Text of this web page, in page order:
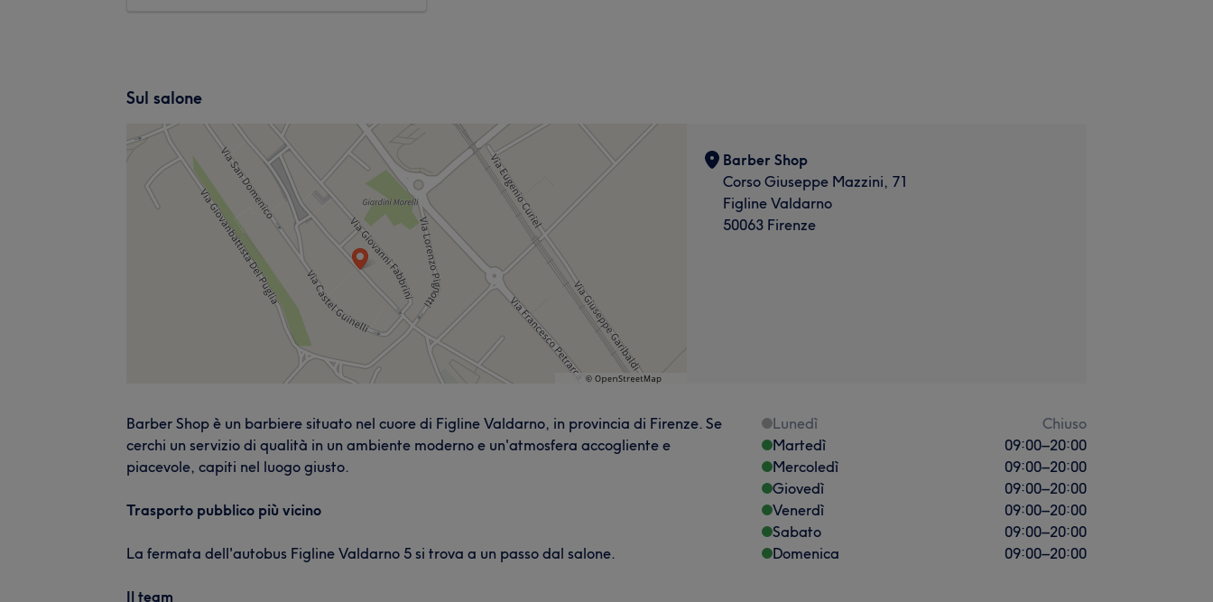
Sul salone
Barber Shop
Corso Giuseppe Mazzini, 71
Figline Valdarno
50063 Firenze
Barber Shop è un barbiere situato nel cuore di Figline Valdarno, in provincia di Firenze. Se
cerchi un servizio di qualità in un ambiente moderno e un'atmosfera accogliente e
piacevole, capiti nel luogo giusto.
Trasporto pubblico più vicino
La fermata dell'autobus Figline Valdarno 5 si trova a un passo dal salone.
Il team
Lunedì
Chiuso
Martedì
09:00–20:00
Mercoledì
09:00–20:00
Giovedì
09:00–20:00
Venerdì
09:00–20:00
Sabato
09:00–20:00
Domenica
09:00–20:00